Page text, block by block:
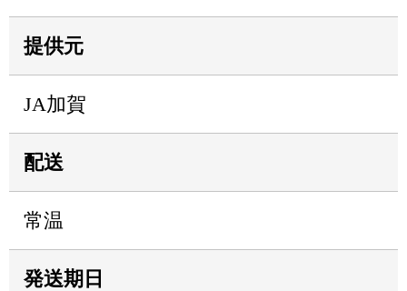
提供元
JA加賀
配送
常温
発送期日